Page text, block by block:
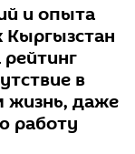
и опыта
в
жизнь, даже
работу